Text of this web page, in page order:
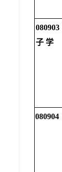
080903
子 学
080904